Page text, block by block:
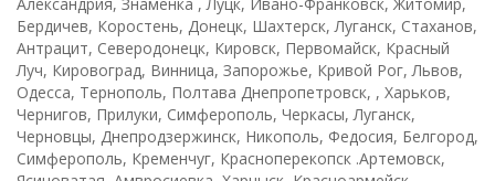
Бердичев, Коростень, Донецк, Шахтерск, Луганск, Стаханов,
Антрацит, Северодонецк, Кировск, Первомайск, Красный
Луч, Кировоград, Винница, Запорожье, Кривой Рог, Львов,
Одесса, Тернополь, Полтава Днепропетровск, , Харьков,
Чернигов, Прилуки, Симферополь, Черкасы, Луганск,
Черновцы, Днепродзержинск, Никополь, Федосия, Белгород,
Симферополь, Кременчуг, Красноперекопск .Артемовск,